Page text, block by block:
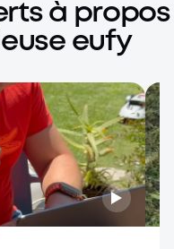
à propos
eufy